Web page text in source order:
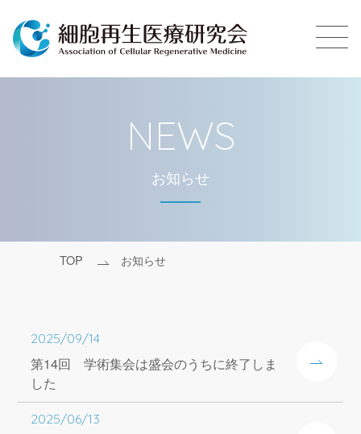
NEWS
お知らせ
TOP お知らせ
2025/09/14
第14回 学術集会は盛会のうちに終了しま
した
2025/06/13